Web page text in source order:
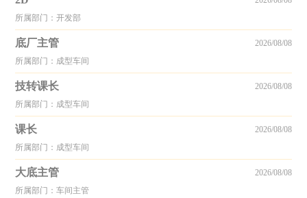
所属部门：开发部
底厂主管
所属部门：成型车间
2026/08/08
技转课长
所属部门：成型车间
2026/08/08
课长
所属部门：成型车间
2026/08/08
大底主管
所属部门：车间主管
2026/08/08